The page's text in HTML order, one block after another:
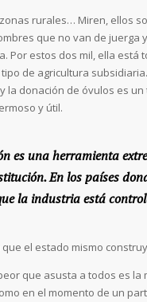
rurales… Miren, ellos
que no van de juerga
Por estos dos mil, ella
de agricultura
la donación de óvulos es
y útil.
es una herramienta
En los países
la industria está
el estado mismo
que asusta a todos es
en el momento de un